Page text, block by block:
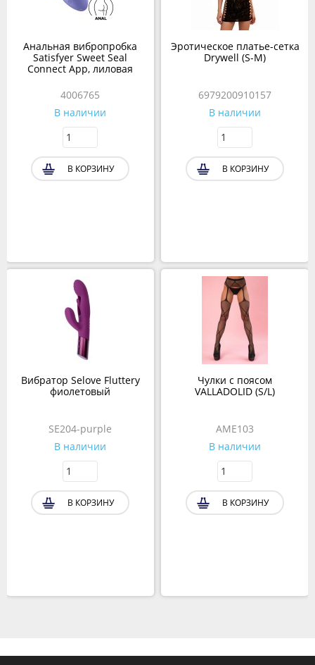
Анальная вибропробка
Satisfyer Sweet Seal
Connect App, лиловая
4006765
В наличии
В КОРЗИНУ
Вибратор Selove Fluttery
фиолетовый
SE204-purple
В наличии
В КОРЗИНУ
Эротическое платье-сетка
Drywell (S-M)
6979200910157
В наличии
В КОРЗИНУ
Чулки с поясом
VALLADOLID (S/L)
AME103
В наличии
В КОРЗИНУ